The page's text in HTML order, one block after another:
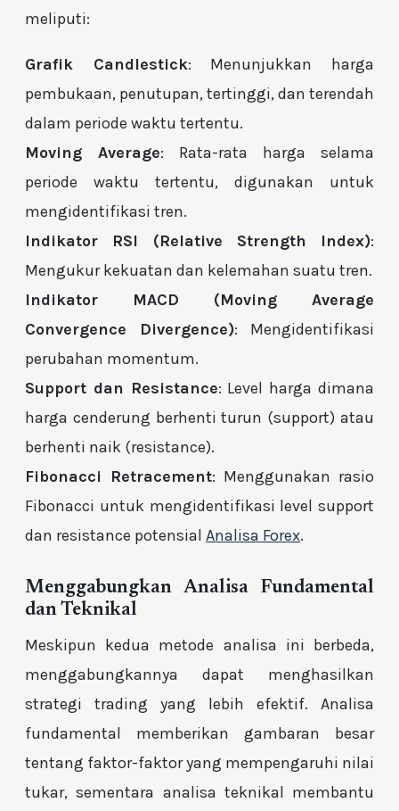
meliputi:
Grafik Candlestick: Menunjukkan harga
pembukaan, penutupan, tertinggi, dan terendah
dalam periode waktu tertentu.
Moving Average: Rata-rata harga selama
periode waktu tertentu, digunakan untuk
mengidentifikasi tren.
Indikator RSI (Relative Strength Index):
Mengukur kekuatan dan kelemahan suatu tren.
Indikator MACD (Moving Average
Convergence Divergence): Mengidentifikasi
perubahan momentum.
Support dan Resistance: Level harga dimana
harga cenderung berhenti turun (support) atau
berhenti naik (resistance).
Fibonacci Retracement: Menggunakan rasio
Fibonacci untuk mengidentifikasi level support
dan resistance potensial Analisa Forex.
Menggabungkan Analisa Fundamental
dan Teknikal
Meskipun kedua metode analisa ini berbeda,
menggabungkannya dapat menghasilkan
strategi trading yang lebih efektif. Analisa
fundamental memberikan gambaran besar
tentang faktor-faktor yang mempengaruhi nilai
tukar, sementara analisa teknikal membantu